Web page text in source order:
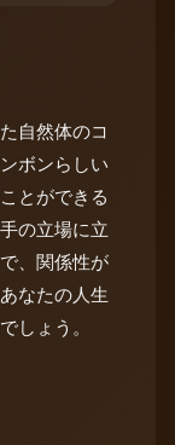
自然体のコ
ボンらしい
とができる
の立場に立
、関係性が
なたの人生
しょう。